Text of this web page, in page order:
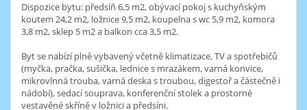
Dispozice bytu: předsíň 6,5 m2, obývací pokoj s kuchyňským
koutem 24,2 m2, ložnice 9,5 m2, koupelna s wc 5,9 m2, komora
3,8 m2, sklep 5 m2 a balkon cca 3,5 m2.
Byt se nabízí plně vybavený včetně klimatizace, TV a spotřebičů
(myčka, pračka, sušička, lednice s mrazákem, varná konvice,
mikrovlnná trouba, varná deska s troubou, digestoř a částečně i
nádobí), sedací souprava, konferenční stolek a prostorné
vestavěné skříně v ložnici a předsíni.